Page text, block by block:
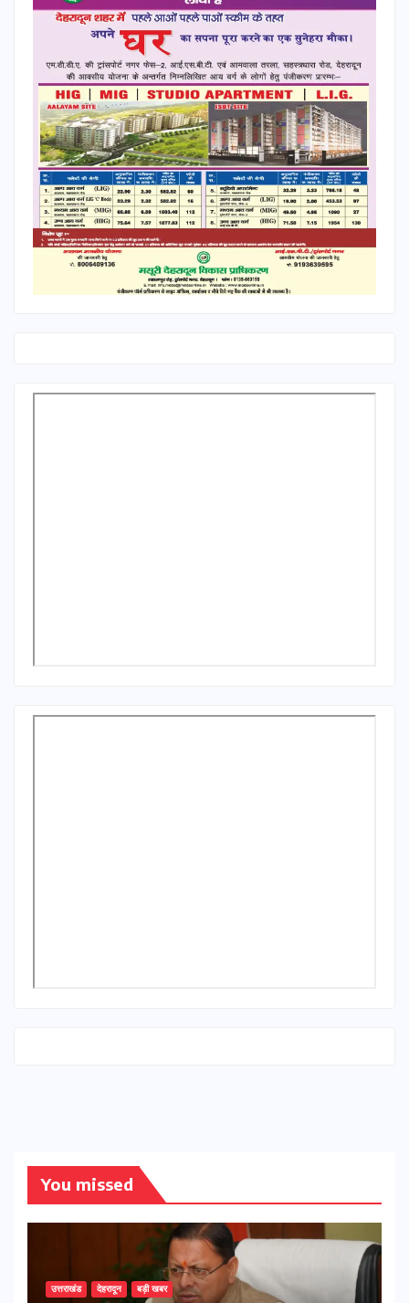
You missed
उत्तराखंड देहरादून बड़ी खबर